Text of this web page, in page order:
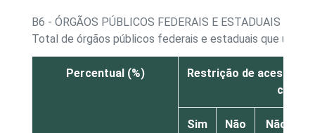
B6 - ÓRGÃOS PÚBLICOS FEDERAIS E ESTADUAIS
Total de órgãos públicos federais e estaduais que
Percentual (%)
Restrição de acesso
Sim Não
Não